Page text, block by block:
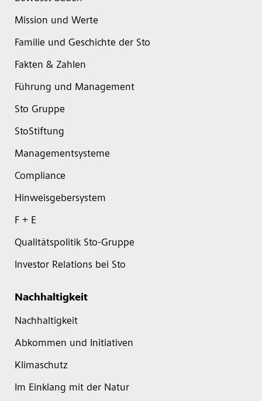
Mission und Werte
Familie und Geschichte der Sto
Fakten & Zahlen
Führung und Management
Sto Gruppe
StoStiftung
Managementsysteme
Compliance
Hinweisgebersystem
F + E
Qualitätspolitik Sto-Gruppe
Investor Relations bei Sto
Nachhaltigkeit
Nachhaltigkeit
Abkommen und Initiativen
Klimaschutz
Im Einklang mit der Natur